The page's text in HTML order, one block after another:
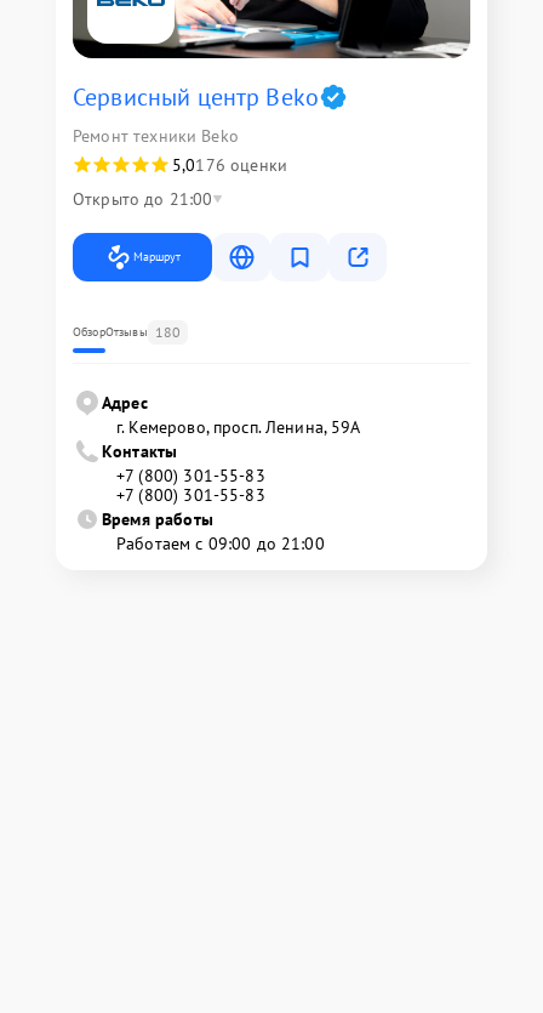
Сервисный центр Beko
Ремонт техники Beko
5,0176 оценки
Открыто до 21:00
Маршрут
ОбзорОтзывы 180
Адрес
г. Кемерово, просп. Ленина, 59А
Контакты
+7 (800) 301-55-83
+7 (800) 301-55-83
Время работы
Работаем с 09:00 до 21:00